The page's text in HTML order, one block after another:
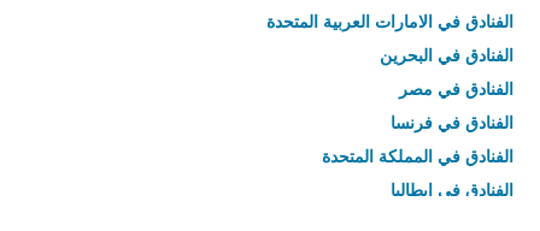
الفنادق في الامارات العربية المتحدة
الفنادق في البحرين
الفنادق في مصر
الفنادق في فرنسا
الفنادق في المملكة المتحدة
الفنادق في إيطاليا